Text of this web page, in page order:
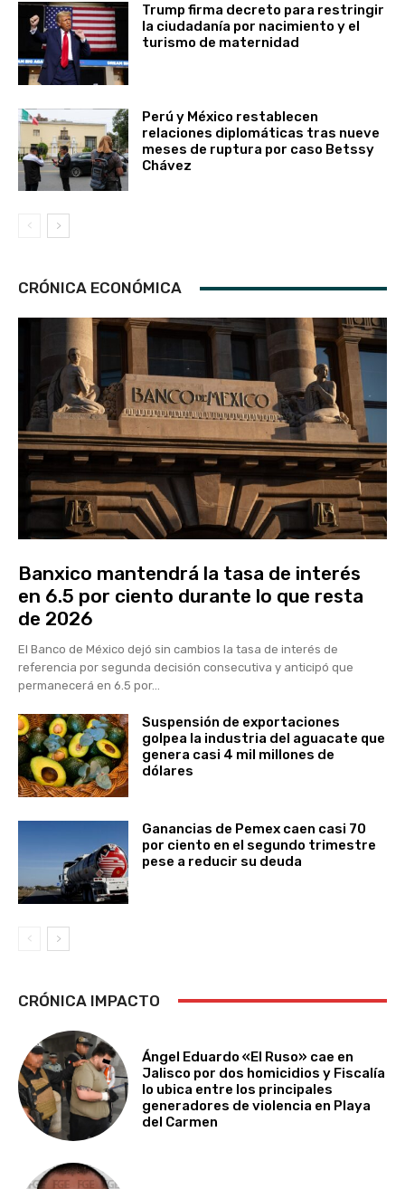
Trump firma decreto para restringir
la ciudadanía por nacimiento y el
turismo de maternidad
Perú y México restablecen
relaciones diplomáticas tras nueve
meses de ruptura por caso Betssy
Chávez
CRÓNICA ECONÓMICA
Banxico mantendrá la tasa de interés
en 6.5 por ciento durante lo que resta
de 2026
El Banco de México dejó sin cambios la tasa de interés de
referencia por segunda decisión consecutiva y anticipó que
permanecerá en 6.5 por...
Suspensión de exportaciones
golpea la industria del aguacate que
genera casi 4 mil millones de
dólares
Ganancias de Pemex caen casi 70
por ciento en el segundo trimestre
pese a reducir su deuda
CRÓNICA IMPACTO
Ángel Eduardo «El Ruso» cae en
Jalisco por dos homicidios y Fiscalía
lo ubica entre los principales
generadores de violencia en Playa
del Carmen